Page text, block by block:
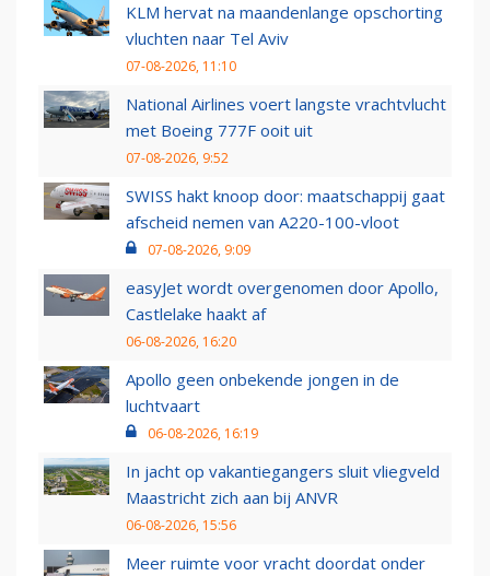
KLM hervat na maandenlange opschorting
vluchten naar Tel Aviv
07-08-2026, 11:10
National Airlines voert langste vrachtvlucht
met Boeing 777F ooit uit
07-08-2026, 9:52
SWISS hakt knoop door: maatschappij gaat
afscheid nemen van A220-100-vloot
07-08-2026, 9:09
easyJet wordt overgenomen door Apollo,
Castlelake haakt af
06-08-2026, 16:20
Apollo geen onbekende jongen in de
luchtvaart
06-08-2026, 16:19
In jacht op vakantiegangers sluit vliegveld
Maastricht zich aan bij ANVR
06-08-2026, 15:56
Meer ruimte voor vracht doordat onder